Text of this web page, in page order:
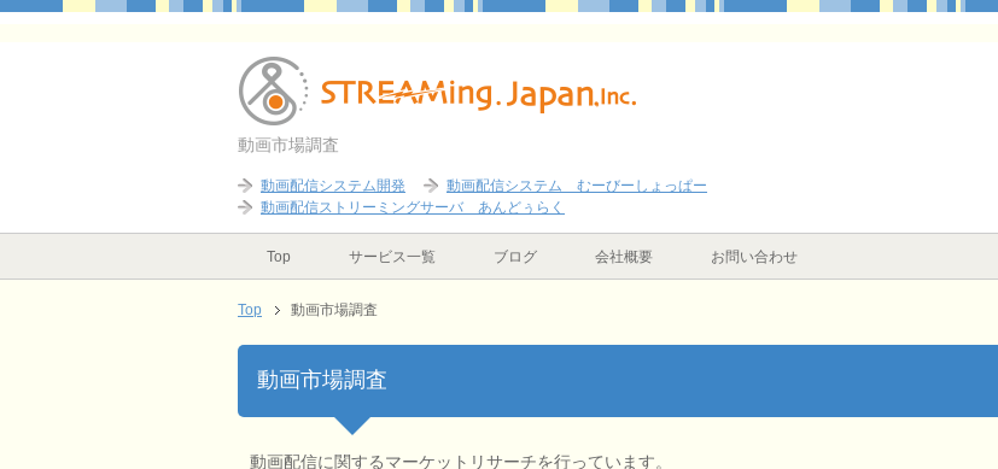
動画市場調査
動画配信システム開発
動画配信システム むーびーしょっぱー
動画配信ストリーミングサーバ あんどぅらく
Top サービス一覧 ブログ 会社概要 お問い合わせ
Top 動画市場調査
動画市場調査
動画配信に関するマーケットリサーチを行っています。